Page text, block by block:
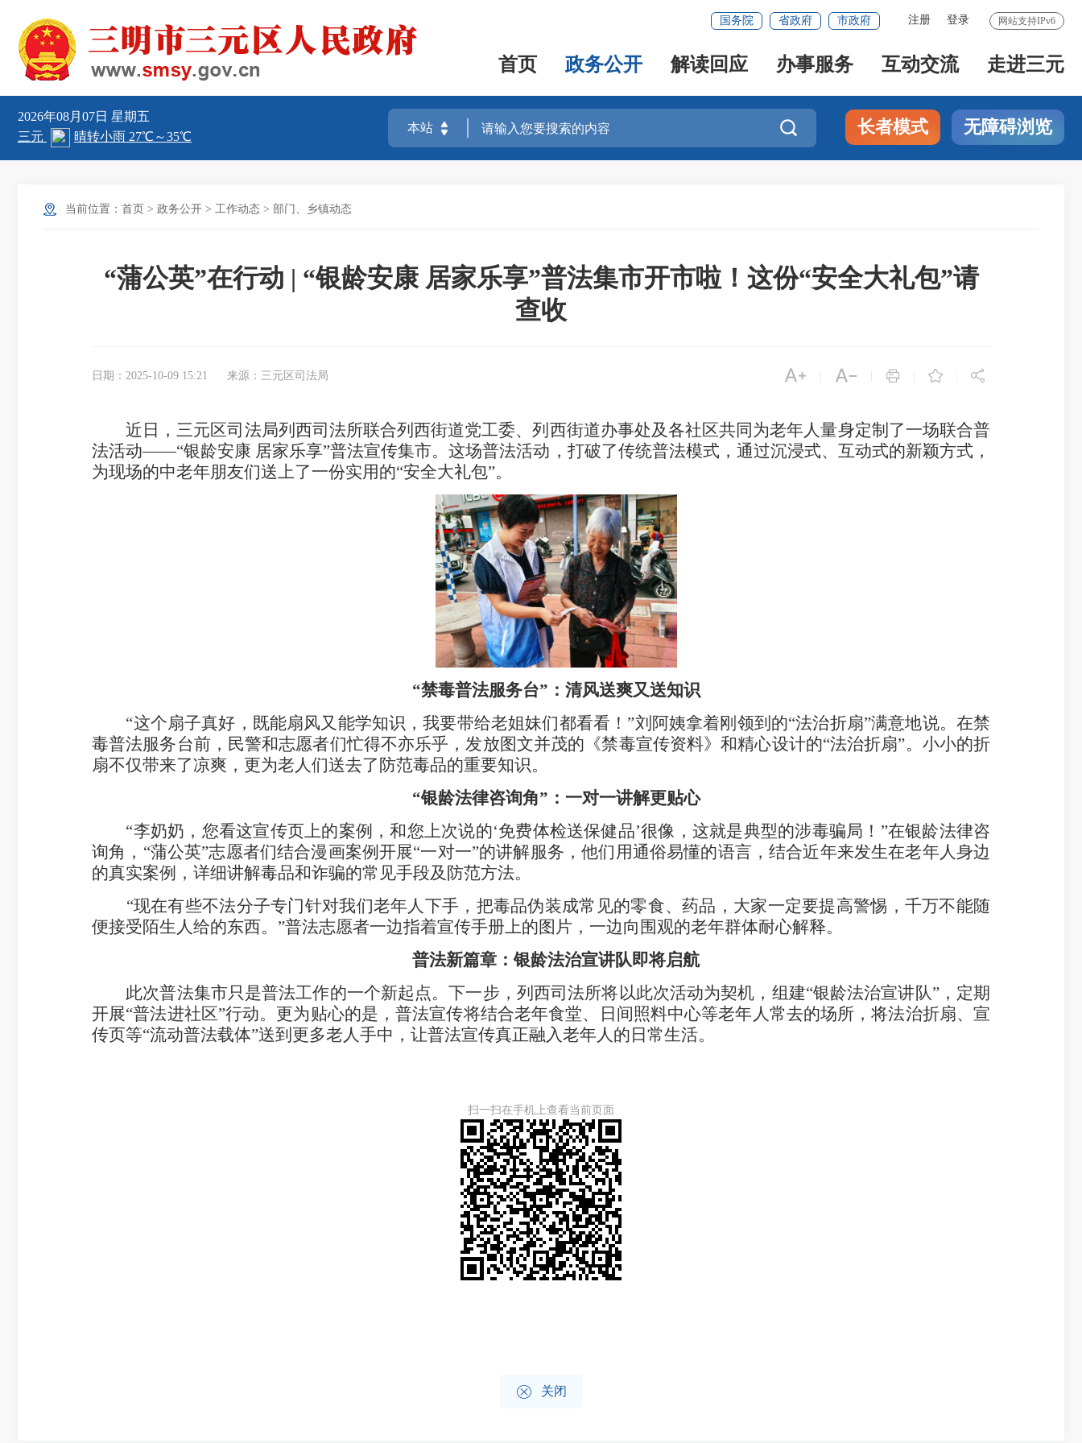
网站支持IPv6
注册 登录
国务院 省政府 市政府
首页 政务公开 解读回应 办事服务 互动交流 走进三元
2026年08月07日 星期五
 长者模式 无障碍浏览
当前位置： 首页 > 政务公开 > 工作动态 > 部门、乡镇动态
“蒲公英”在行动 | “银龄安康 居家乐享”普法集市开市啦！这份“安全大礼包”请
查收
日期：2025-10-09 15:21 来源：三元区司法局     
近日，三元区司法局列西司法所联合列西街道党工委、列西街道办事处及各社区共同为老年人量身定制了一场联合普
法活动——“银龄安康 居家乐享”普法宣传集市。这场普法活动，打破了传统普法模式，通过沉浸式、互动式的新颖方式，
为现场的中老年朋友们送上了一份实用的“安全大礼包”。
“禁毒普法服务台”：清风送爽又送知识
“这个扇子真好，既能扇风又能学知识，我要带给老姐妹们都看看！”刘阿姨拿着刚领到的“法治折扇”满意地说。在禁
毒普法服务台前，民警和志愿者们忙得不亦乐乎，发放图文并茂的《禁毒宣传资料》和精心设计的“法治折扇”。小小的折
扇不仅带来了凉爽，更为老人们送去了防范毒品的重要知识。
“银龄法律咨询角”：一对一讲解更贴心
“李奶奶，您看这宣传页上的案例，和您上次说的‘免费体检送保健品’很像，这就是典型的涉毒骗局！”在银龄法律咨
询角，“蒲公英”志愿者们结合漫画案例开展“一对一”的讲解服务，他们用通俗易懂的语言，结合近年来发生在老年人身边
的真实案例，详细讲解毒品和诈骗的常见手段及防范方法。
“现在有些不法分子专门针对我们老年人下手，把毒品伪装成常见的零食、药品，大家一定要提高警惕，千万不能随
便接受陌生人给的东西。”普法志愿者一边指着宣传手册上的图片，一边向围观的老年群体耐心解释。
普法新篇章：银龄法治宣讲队即将启航
此次普法集市只是普法工作的一个新起点。下一步，列西司法所将以此次活动为契机，组建“银龄法治宣讲队”，定期
开展“普法进社区”行动。更为贴心的是，普法宣传将结合老年食堂、日间照料中心等老年人常去的场所，将法治折扇、宣
传页等“流动普法载体”送到更多老人手中，让普法宣传真正融入老年人的日常生活。
扫一扫在手机上查看当前页面
 关闭